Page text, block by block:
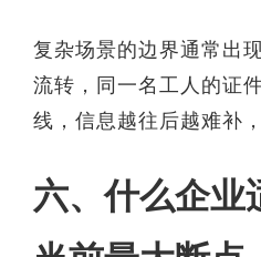
复杂场景的边界通常出
流转，同一名工人的证
线，信息越往后越难补
六、什么企业